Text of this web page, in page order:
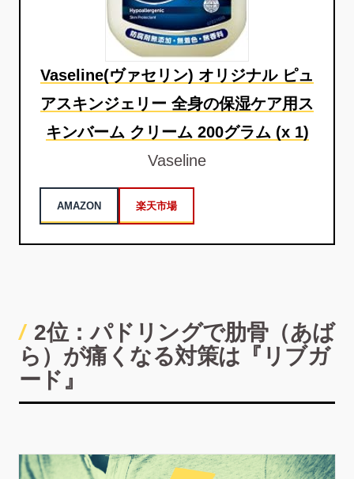
Vaseline(ヴァセリン) オリジナル ピュ
アスキンジェリー 全身の保湿ケア用ス
キンバーム クリーム 200グラム (x 1)
Vaseline
AMAZON 楽天市場
2位：パドリングで肋骨（あば
ら）が痛くなる対策は『リブガ
ード』